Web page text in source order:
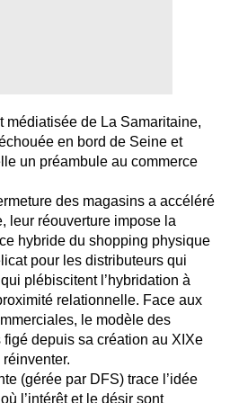
médiatisée de La Samaritaine,
en bord de Seine et
un préambule au commerce
des magasins a accéléré
leur réouverture impose la
hybride du shopping physique
pour les distributeurs qui
plébiscitent l’hybridation à
relationnelle. Face aux
le modèle des
depuis sa création au XIXe
(gérée par DFS) trace l’idée
l’intérêt et le désir sont